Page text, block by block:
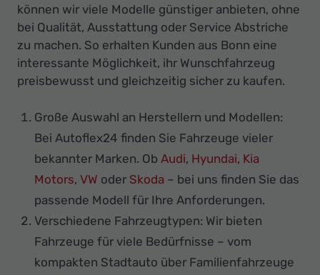
können wir viele Modelle günstiger anbieten, ohne
bei Qualität, Ausstattung oder Service Abstriche
zu machen. So erhalten Kunden aus Bonn eine
interessante Möglichkeit, ihr Wunschfahrzeug
preisbewusst und gleichzeitig sicher zu kaufen.
Große Auswahl an Herstellern und Modellen:
Bei Autoflex24 finden Sie Fahrzeuge vieler
bekannter Marken. Ob Audi, Hyundai, Kia
Motors, VW oder Skoda – bei uns finden Sie das
passende Modell für Ihre Anforderungen.
Verschiedene Fahrzeugtypen: Wir bieten
Fahrzeuge für viele Bedürfnisse – vom
kompakten Stadtauto über Familienfahrzeuge